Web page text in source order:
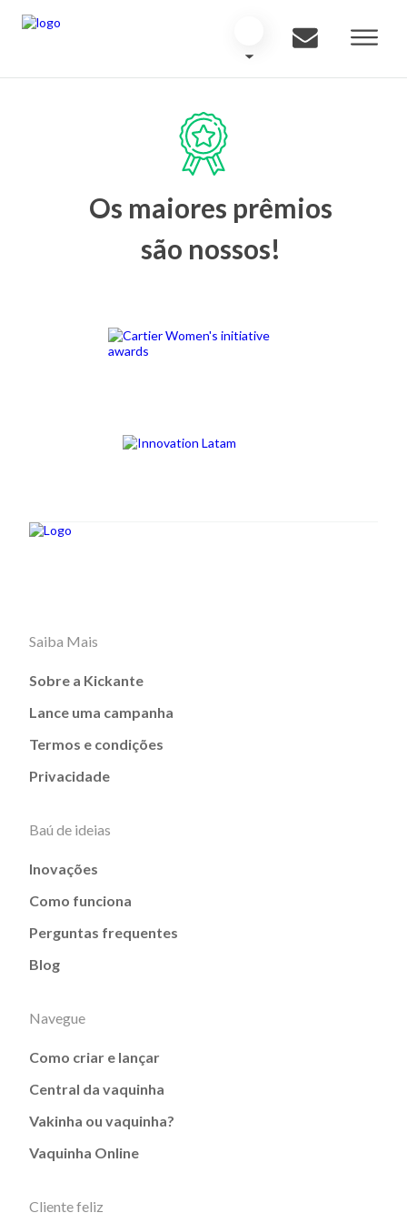
Os maiores prêmios
são nossos!
Saiba Mais
Sobre a Kickante
Lance uma campanha
Termos e condições
Privacidade
Baú de ideias
Inovações
Como funciona
Perguntas frequentes
Blog
Navegue
Como criar e lançar
Central da vaquinha
Vakinha ou vaquinha?
Vaquinha Online
Cliente feliz